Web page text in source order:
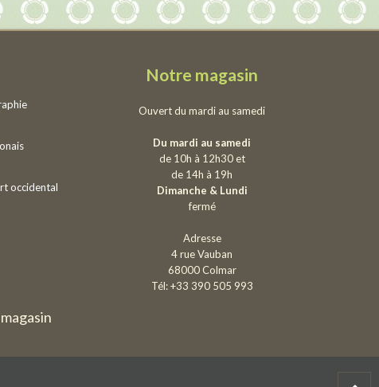
occidental
Notre magasin
Ouvert du mardi au samedi
Du mardi au samedi
de 10h à 12h30 et
de 14h à 19h
Dimanche & Lundi
fermé
Adresse
4 rue Vauban
68000 Colmar
Tél: +33 390 505 993